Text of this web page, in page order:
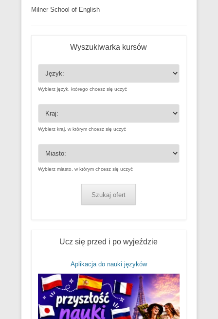
Milner School of English
Wyszukiwarka kursów
Wybierz język, którego chcesz się uczyć
Wybierz kraj, w którym chcesz się uczyć
Wybierz miasto, w którym chcesz się uczyć
Szukaj ofert
Ucz się przed i po wyjeździe
Aplikacja do nauki języków